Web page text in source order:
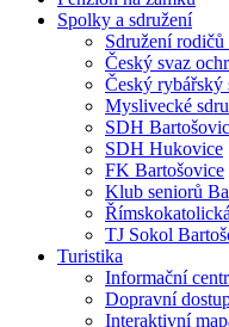
Spolky a sdružení
Sdružení
Český svaz
Český rybářský
Myslivecké
SDH
SDH Hukovice
FK Bartošovice
Klub seniorů
TJ Sokol
Turistika
Informační
Dopravní
Interaktivní